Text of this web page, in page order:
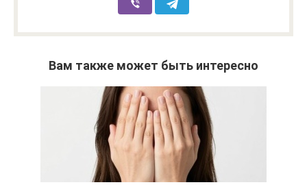
Вам также может быть интересно